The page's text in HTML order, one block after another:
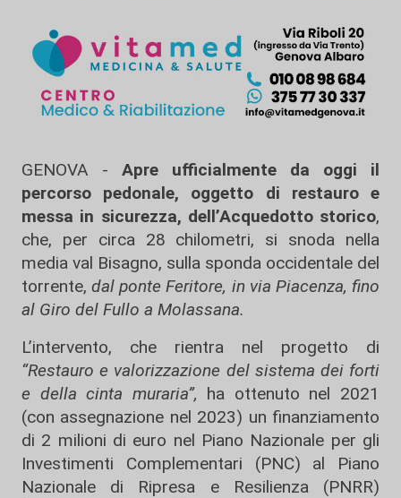
GENOVA - Apre ufficialmente da oggi il
percorso pedonale, oggetto di restauro e
messa in sicurezza, dell’Acquedotto storico,
che, per circa 28 chilometri, si snoda nella
media val Bisagno, sulla sponda occidentale del
torrente,dal ponte Feritore, in via Piacenza, fino
al Giro del Fullo a Molassana.
L’intervento, che rientra nel progetto di
“Restauro e valorizzazione del sistema dei forti
e della cinta muraria”, ha ottenuto nel 2021
(con assegnazione nel 2023) un finanziamento
di 2 milioni di euro nel Piano Nazionale per gli
Investimenti Complementari (PNC) al Piano
Nazionale di Ripresa e Resilienza (PNRR)